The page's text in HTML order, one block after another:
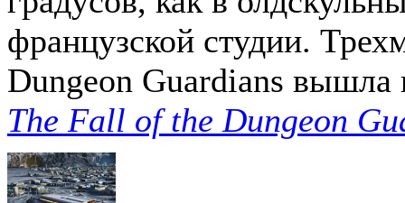
французской студии.
Dungeon Guardians вышла
The Fall of the Dungeon